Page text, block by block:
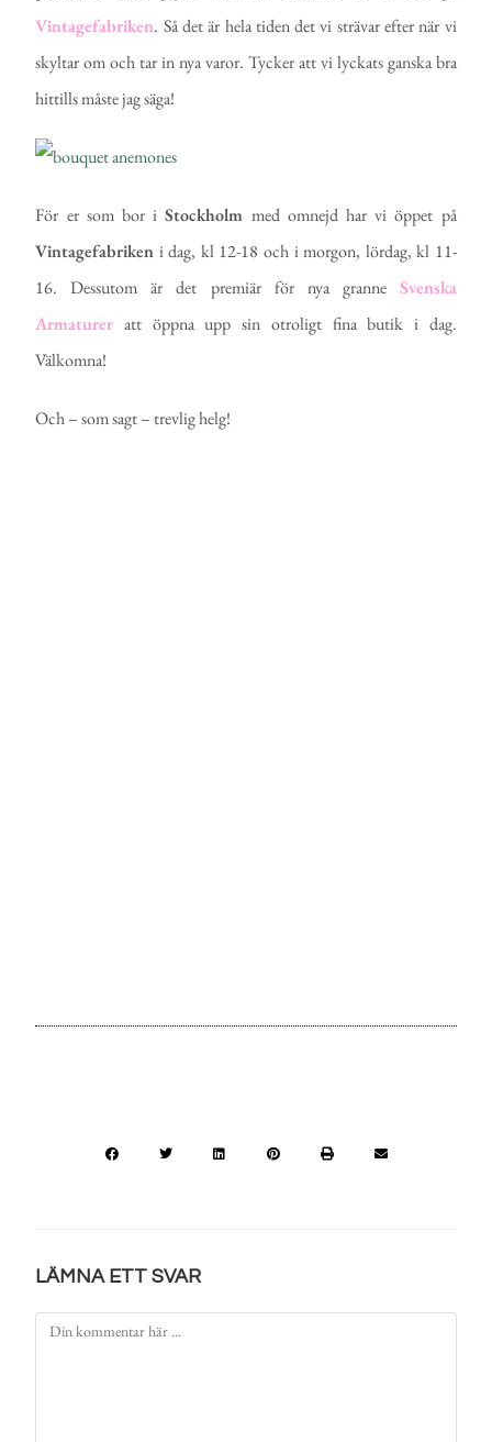
Vintagefabriken. Så det är hela tiden det vi strävar efter när vi
skyltar om och tar in nya varor. Tycker att vi lyckats ganska bra
hittills måste jag säga!
För er som bor iStockholm med omnejd har vi öppet på
Vintagefabriken i dag, kl 12-18 och i morgon, lördag, kl 11-
16. Dessutom är det premiär för nya granne Svenska
Armaturer att öppna upp sin otroligt fina butik i dag.
Välkomna!
Och – som sagt – trevlig helg!
LÄMNA ETT SVAR